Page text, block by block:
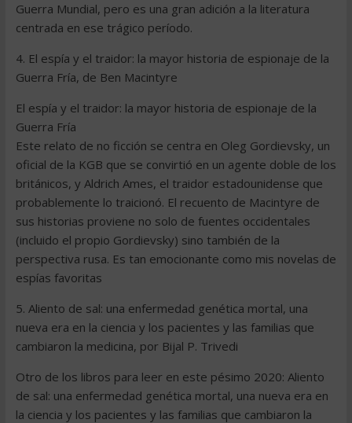
Guerra Mundial, pero es una gran adición a la literatura
centrada en ese trágico período.
4. El espía y el traidor: la mayor historia de espionaje de la
Guerra Fría, de Ben Macintyre
El espía y el traidor: la mayor historia de espionaje de la
Guerra Fría
Este relato de no ficción se centra en Oleg Gordievsky, un
oficial de la KGB que se convirtió en un agente doble de los
británicos, y Aldrich Ames, el traidor estadounidense que
probablemente lo traicionó. El recuento de Macintyre de
sus historias proviene no solo de fuentes occidentales
(incluido el propio Gordievsky) sino también de la
perspectiva rusa. Es tan emocionante como mis novelas de
espías favoritas
5. Aliento de sal: una enfermedad genética mortal, una
nueva era en la ciencia y los pacientes y las familias que
cambiaron la medicina, por Bijal P. Trivedi
Otro de los libros para leer en este pésimo 2020: Aliento
de sal: una enfermedad genética mortal, una nueva era en
la ciencia y los pacientes y las familias que cambiaron la